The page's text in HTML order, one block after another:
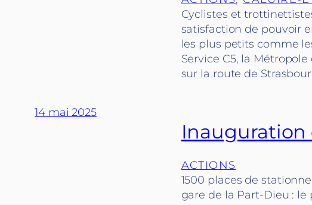
Cyclistes et
satisfaction de pouvoir
les plus petits comme
Service C5, la
sur la route de
14 mai 2025
Inauguration
ACTIONS
1500 places de
gare de la Part-Dieu : le